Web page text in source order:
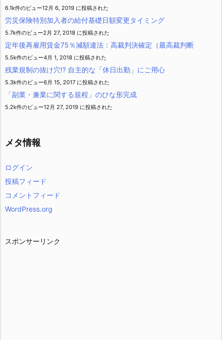
6.1k件のビュー12月 6, 2019 に投稿された
労災保険特別加入者の給付基礎日額変更タイミング
5.7k件のビュー2月 27, 2018 に投稿された
定年後再雇用賃金75％減額違法：高裁判決確定（最高裁判断
5.5k件のビュー4月 1, 2018 に投稿された
残業規制の抜け穴!? 自主的な「休日出勤」にご用心
5.3k件のビュー6月 15, 2017 に投稿された
「副業・兼業に関する規程」のひな形完成
5.2k件のビュー12月 27, 2019 に投稿された
メタ情報
ログイン
投稿フィード
コメントフィード
WordPress.org
スポンサーリンク